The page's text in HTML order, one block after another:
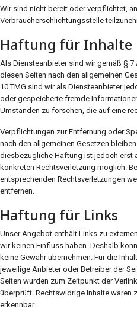
Wir sind nicht bereit oder verpflichtet,
Verbraucherschlichtungsstelle
Haftung für Inhalte
Als Diensteanbieter sind wir gemäß § 7
diesen Seiten nach den allgemeinen
10 TMG sind wir als Diensteanbieter
oder gespeicherte fremde
Umständen zu forschen, die auf eine
Verpflichtungen zur Entfernung oder
nach den allgemeinen Gesetzen
diesbezügliche Haftung ist jedoch erst
konkreten Rechtsverletzung möglich.
entsprechenden Rechtsverletzungen
entfernen.
Haftung für Links
Unser Angebot enthält Links zu
wir keinen Einfluss haben. Deshalb
keine Gewähr übernehmen. Für die
jeweilige Anbieter oder Betreiber der
Seiten wurden zum Zeitpunkt der
überprüft. Rechtswidrige Inhalte waren
erkennbar.